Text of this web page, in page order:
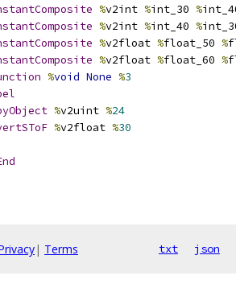
%v2int %int_30 %
%v2int %int_40 %
%v2float %float_50 %
%v2float %float_60 %
%void None %3
%v2uint %24
%v2float %30
| Terms txt json